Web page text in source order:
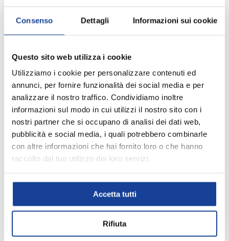
Consenso Dettagli Informazioni sui cookie
Questo sito web utilizza i cookie
Utilizziamo i cookie per personalizzare contenuti ed
annunci, per fornire funzionalità dei social media e per
analizzare il nostro traffico. Condividiamo inoltre
informazioni sul modo in cui utilizzi il nostro sito con i
nostri partner che si occupano di analisi dei dati web,
pubblicità e social media, i quali potrebbero combinarle
con altre informazioni che hai fornito loro o che hanno
raccolto dal tuo utilizzo dei loro servizi.
Accetta tutti
Rifiuta
34 36 38 40
Q.tà
+
Aggiungi ai Preferiti
Spedizione e consegna
DESCRIZIONE